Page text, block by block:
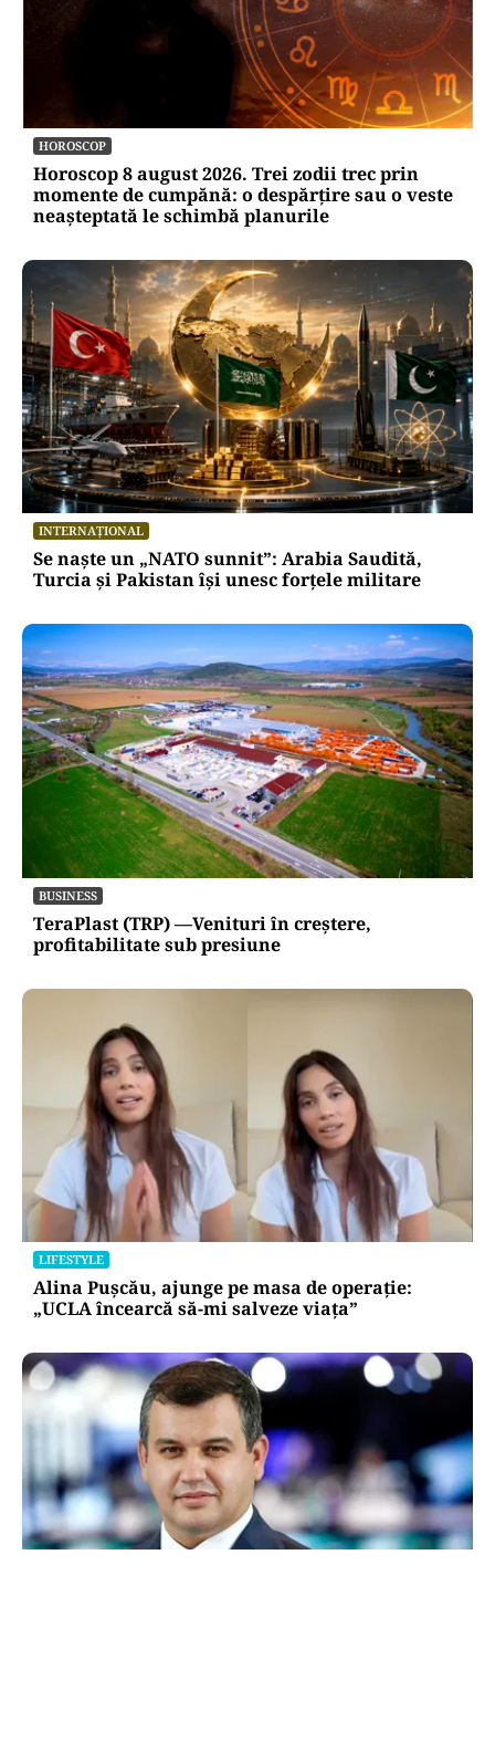
HOROSCOP
Horoscop 8 august 2026. Trei zodii trec prin
momente de cumpănă: o despărțire sau o veste
neașteptată le schimbă planurile
INTERNAȚIONAL
Se naște un „NATO sunnit”: Arabia Saudită,
Turcia și Pakistan își unesc forțele militare
BUSINESS
TeraPlast (TRP) —Venituri în creștere,
profitabilitate sub presiune
LIFESTYLE
Alina Pușcău, ajunge pe masa de operație:
„UCLA încearcă să-mi salveze viața”